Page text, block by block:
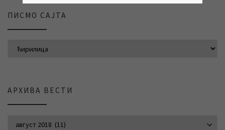
ПИСМО САЈТА
АРХИВА ВЕСТИ